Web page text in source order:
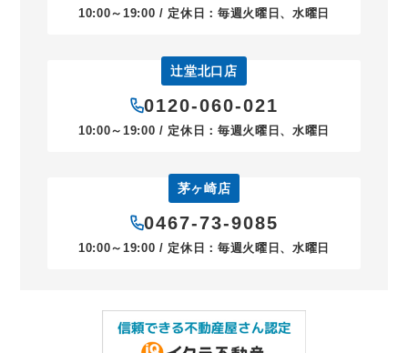
10:00～19:00 / 定休日：毎週火曜日、水曜日
辻堂北口店
0120-060-021
10:00～19:00 / 定休日：毎週火曜日、水曜日
茅ヶ崎店
0467-73-9085
10:00～19:00 / 定休日：毎週火曜日、水曜日